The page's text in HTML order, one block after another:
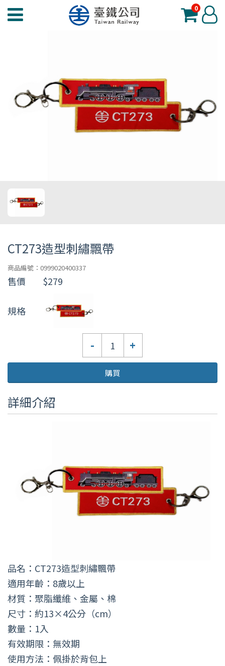
臺
能
0 登
入
CT273造型刺繡飄帶
商品編號：0999020400337
售價 $279
規格
- +
購買
詳細介紹
品名：CT273造型刺繡飄帶
適用年齡：8歲以上
材質：聚脂纖維、金屬、棉
尺寸：約13×4公分（cm）
數量：1入
有效期限：無效期
使用方法：佩掛於背包上